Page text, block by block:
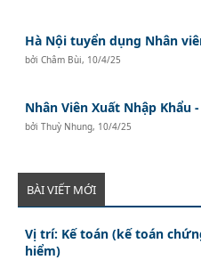
Hà Nội tuyển dụng Nhân
bởiChâm Bùi, 10/4/25
Nhân Viên Xuất Nhập Khẩu
bởiThuỳ Nhung, 10/4/25
BÀI VIẾT MỚI
Vị trí: Kế toán (kế toán
hiểm)